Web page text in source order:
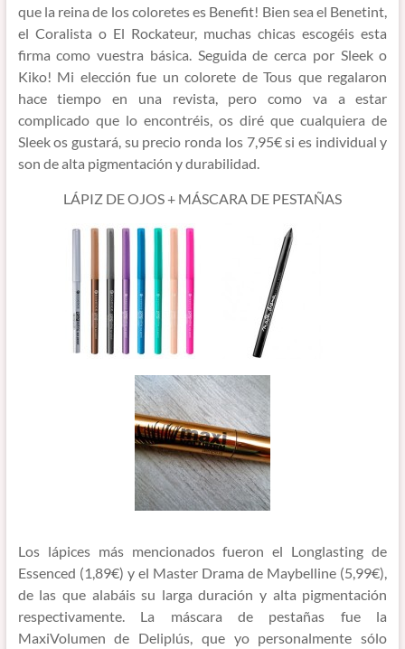
que la reina de los coloretes es Benefit! Bien sea el Benetint,
el Coralista o El Rockateur, muchas chicas escogéis esta
firma como vuestra básica. Seguida de cerca por Sleek o
Kiko! Mi elección fue un colorete de Tous que regalaron
hace tiempo en una revista, pero como va a estar
complicado que lo encontréis, os diré que cualquiera de
Sleek os gustará, su precio ronda los 7,95€ si es individual y
son de alta pigmentación y durabilidad.
LÁPIZ DE OJOS + MÁSCARA DE PESTAÑAS
Los lápices más mencionados fueron el Longlasting de
Essenced (1,89€) y el Master Drama de Maybelline (5,99€),
de las que alabáis su larga duración y alta pigmentación
respectivamente. La máscara de pestañas fue la
MaxiVolumen de Deliplús, que yo personalmente sólo